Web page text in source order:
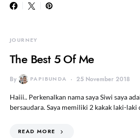
JOURNEY
The Best 5 Of Me
By PAPIBUNDA 25 November 2018
Haiii.. Perkenalkan nama saya Siwi saya
bersaudara. Saya memiliki 2 kakak laki-laki
READ MORE